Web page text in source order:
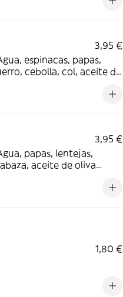
3,95 €
espinacas, papas,
cebolla, col, aceite de
3,95 €
papas, lentejas,
aceite de oliva
1,80 €